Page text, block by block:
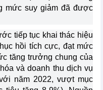
mức suy giảm đã được
tiếp tục khai thác hiệu
hồi tích cực, đạt mức
tăng trưởng chung của
và doanh thu dịch vụ
năm 2022, vượt mục